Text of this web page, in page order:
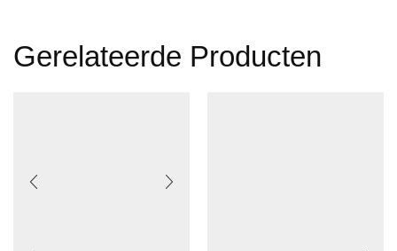
Gerelateerde Producten